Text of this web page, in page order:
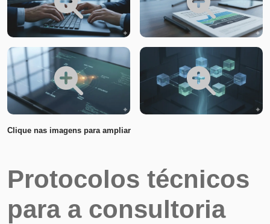
Clique nas imagens para ampliar
Protocolos técnicos
para a consultoria